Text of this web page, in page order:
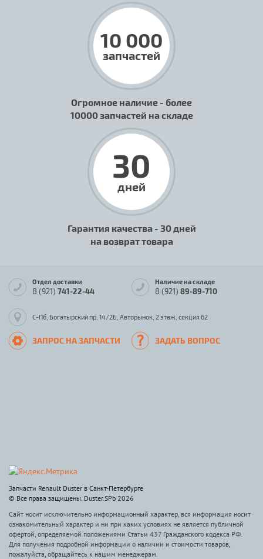
10 000
запчастей
Огромное наличие - более
10000 запчастей на складе
30
дней
Гарантия качества - 30 дней
на возврат товара
Отдел доставки
8 (921) 741-22-44
Наличие на складе
8 (921) 89-89-710
С-Пб, Богатырский пр, 14/2Б, Авторынок, 2 этаж, секция 62
ЗАПРОС НА ЗАПЧАСТИ ЗАДАТЬ ВОПРОС
Запчасти Renault Duster в Санкт-Петербурге
© Все права защищены. Duster.SPb 2026
Сайт носит исключительно информационный характер, вся информация носит
ознакомительный характер и ни при каких условиях не является публичной
офертой, определяемой положениями Статьи 437 Гражданского кодекса РФ.
Для получения подробной информации о наличии и стоимости товаров,
пожалуйста, обращайтесь к нашим менеджерам.